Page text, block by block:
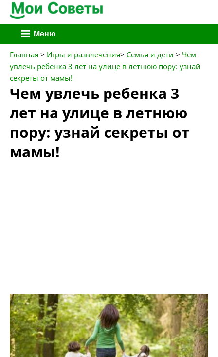
Перейти
к
содержимому
Меню
Главная > Игры и развлечения> Семья и дети > Чем
увлечь ребенка 3 лет на улице в летнюю пору: узнай
секреты от мамы!
Чем увлечь ребенка 3
лет на улице в летнюю
пору: узнай секреты от
мамы!